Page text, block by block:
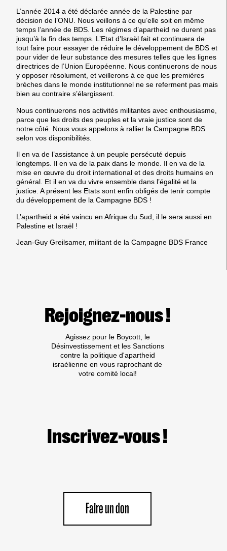
L’année 2014 a été déclarée année de la Palestine par
décision de l’ONU. Nous veillons à ce qu’elle soit en même
temps l’année de BDS. Les régimes d’apartheid ne durent pas
jusqu’à la fin des temps. L’Etat d’Israël fait et continuera de
tout faire pour essayer de réduire le développement de BDS et
pour vider de leur substance des mesures telles que les lignes
directrices de l’Union Européenne. Nous continuerons de nous
y opposer résolument, et veillerons à ce que les premières
brèches dans le monde institutionnel ne se referment pas mais
bien au contraire s’élargissent.
Nous continuerons nos activités militantes avec enthousiasme,
parce que les droits des peuples et la vraie justice sont de
notre côté. Nous vous appelons à rallier la Campagne BDS
selon vos disponibilités.
Il en va de l’assistance à un peuple persécuté depuis
longtemps. Il en va de la paix dans le monde. Il en va de la
mise en œuvre du droit international et des droits humains en
général. Et il en va du vivre ensemble dans l’égalité et la
justice. A présent les Etats sont enfin obligés de tenir compte
du développement de la Campagne BDS !
L’apartheid a été vaincu en Afrique du Sud, il le sera aussi en
Palestine et Israël !
Jean-Guy Greilsamer, militant de la Campagne BDS France
Rejoignez-nous !
Agissez pour le Boycott, le
Désinvestissement et les Sanctions
contre la politique d'apartheid
israélienne en vous raprochant de
votre comité local!
Inscrivez-vous !
Faire un don